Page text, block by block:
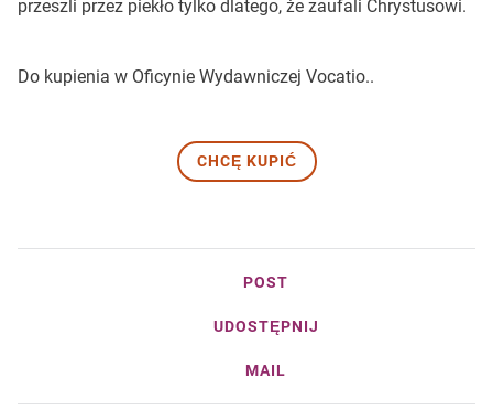
przeszli przez piekło tylko dlatego, że zaufali Chrystusowi.
Do kupienia w Oficynie Wydawniczej Vocatio..
CHCĘ KUPIĆ
POST
UDOSTĘPNIJ
MAIL